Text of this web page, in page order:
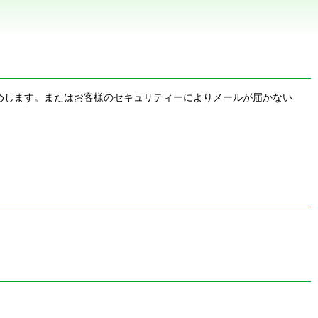
ます。またはお客様のセキュリティーによりメールが届かない